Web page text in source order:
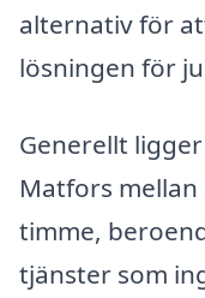
alternativ för
lösningen för
Generellt
Matfors
timme,
tjänster som